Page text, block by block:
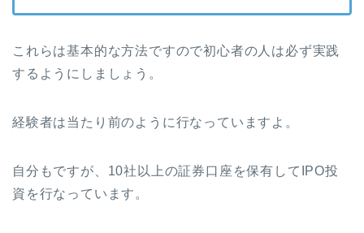
これらは基本的な方法ですので初心者の人は必ず実践
するようにしましょう。
経験者は当たり前のように行なっていますよ。
自分もですが、10社以上の証券口座を保有してIPO投
資を行なっています。